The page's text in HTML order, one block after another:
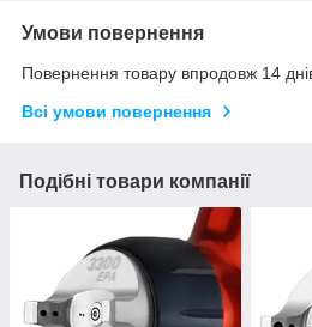
Умови повернення
Повернення товару впродовж 14
Всі умови повернення
Подібні товари компанії